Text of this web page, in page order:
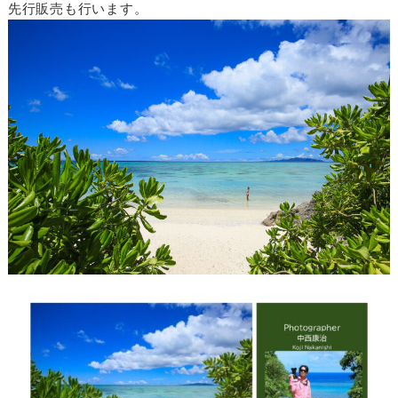
先行販売も行います。